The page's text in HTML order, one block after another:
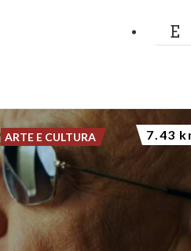
ARTE E CULTURA 7.43